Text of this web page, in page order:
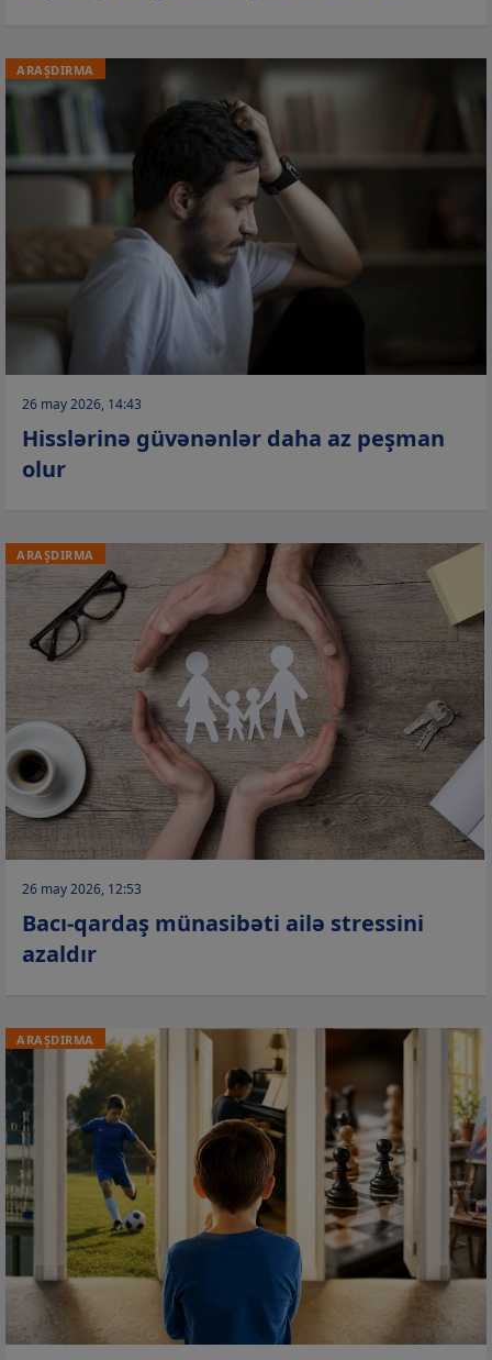
ARAŞDIRMA
26 may 2026, 14:43
Hisslərinə güvənənlər daha az peşman
olur
ARAŞDIRMA
26 may 2026, 12:53
Bacı-qardaş münasibəti ailə stressini
azaldır
ARAŞDIRMA